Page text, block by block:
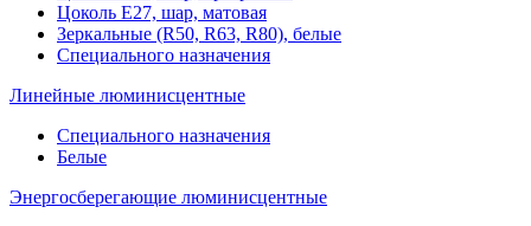
Цоколь Е27, шар, матовая
Зеркальные (R50, R63, R80), белые
Специального назначения
Линейные люминисцентные
Специального назначения
Белые
Энергосберегающие люминисцентные